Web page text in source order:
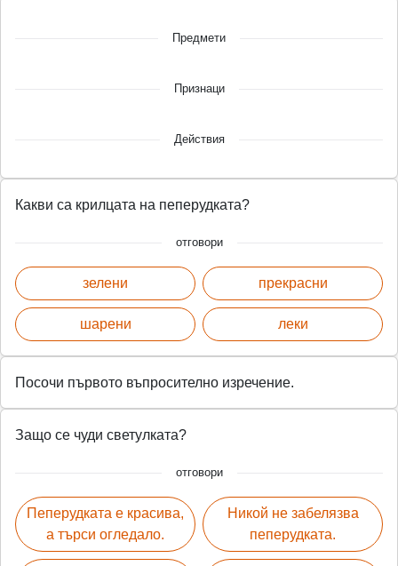
Предмети
Признаци
Действия
Какви са крилцата на пеперудката?
отговори
зелени
шарени
прекрасни
леки
Посочи първото въпросително изречение.
Защо се чуди светулката?
отговори
Пеперудката е красива,
а търси огледало.
Никой не забелязва
пеперудката.